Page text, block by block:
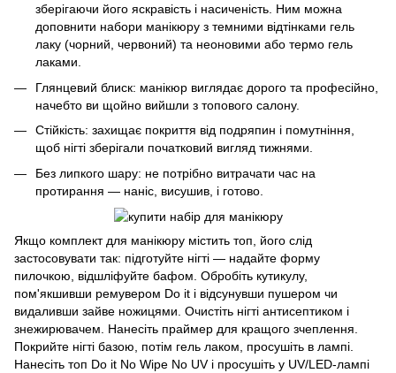
зберігаючи його яскравість і насиченість. Ним можна
доповнити набори манікюру з темними відтінками гель
лаку (чорний, червоний) та неоновими або термо гель
лаками.
Глянцевий блиск: манікюр виглядає дорого та професійно,
начебто ви щойно вийшли з топового салону.
Стійкість: захищає покриття від подряпин і помутніння,
щоб нігті зберігали початковий вигляд тижнями.
Без липкого шару: не потрібно витрачати час на
протирання — наніс, висушив, і готово.
Якщо комплект для манікюру містить топ, його слід
застосовувати так: підготуйте нігті — надайте форму
пилочкою, відшліфуйте бафом. Обробіть кутикулу,
пом'якшивши ремувером Do it і відсунувши пушером чи
видаливши зайве ножицями. Очистіть нігті антисептиком і
знежирювачем. Нанесіть праймер для кращого зчеплення.
Покрийте нігті базою, потім гель лаком, просушіть в лампі.
Нанесіть топ Do it No Wipe No UV і просушіть у UV/LED-лампі